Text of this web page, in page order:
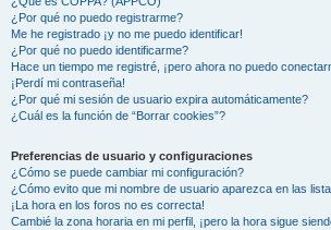
¿Por qué no puedo registrarme?
Me he registrado ¡y no me puedo identificar!
¿Por qué no puedo identificarme?
Hace un tiempo me registré, ¡pero ahora no puedo
¡Perdí mi contraseña!
¿Por qué mi sesión de usuario expira automáticamente?
¿Cuál es la función de “Borrar cookies”?
Preferencias de usuario y configuraciones
¿Cómo se puede cambiar mi configuración?
¿Cómo evito que mi nombre de usuario aparezca en las
¡La hora en los foros no es correcta!
Cambié la zona horaria en mi perfil, ¡pero la hora sigue